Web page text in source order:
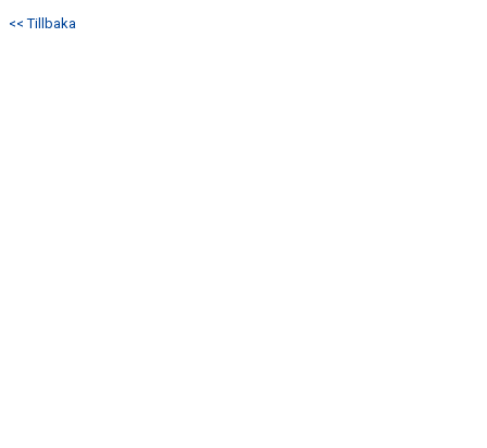
TABELL P12
<< Tillbaka